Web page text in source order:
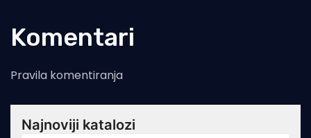
Komentari
Pravila komentiranja